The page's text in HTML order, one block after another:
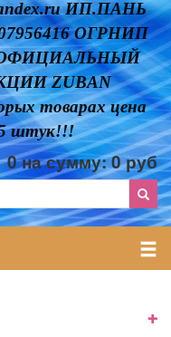
ИП.ПАНЬ
ОГРНИП
ОФИЦИАЛЬНЫЙ
ZUBAN
товарах цена
штук!!!
0на сумму:0руб
+